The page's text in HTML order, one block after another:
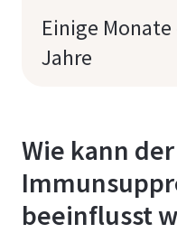
Einige Monate
Jahre
Wie kann der
beeinflusst